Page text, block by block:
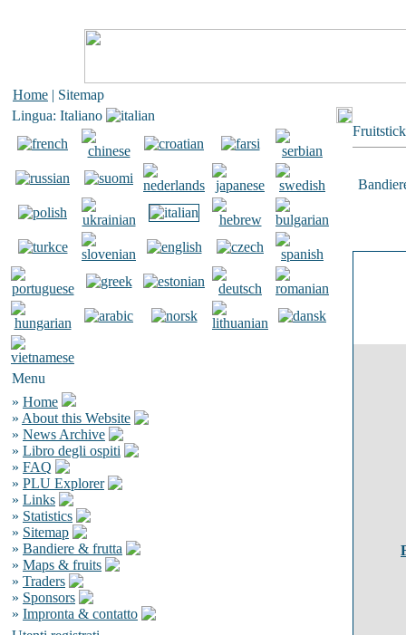
Home | Sitemap
Lingua: Italiano
Menu
» Home
» About this Website
» News Archive
» Libro degli ospiti
» FAQ
» PLU Explorer
» Links
» Statistics
» Sitemap
» Bandiere & frutta
» Maps & fruits
» Traders
» Sponsors
» Impronta & contatto